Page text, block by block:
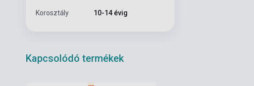
Korosztály 10-14 évig
Kapcsolódó termékek